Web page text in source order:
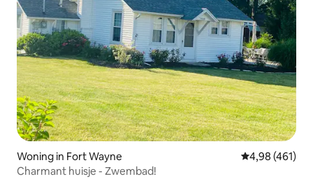
Woning in Fort Wayne Gemiddelde
4,98 (461)
Charmant huisje - Zwembad!